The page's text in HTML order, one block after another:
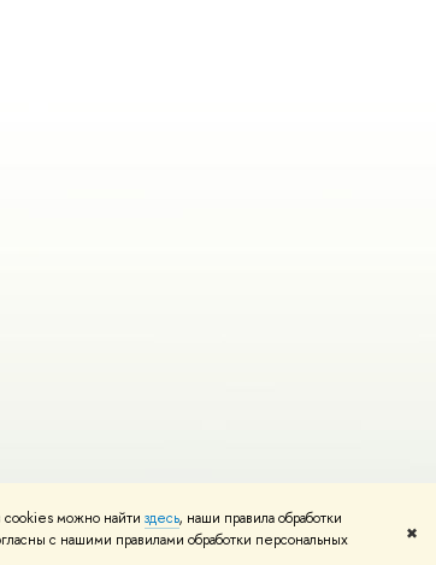
cookies можно найти здесь, наши правила обработки
с нашими правилами обработки персональных
✖
Редактору